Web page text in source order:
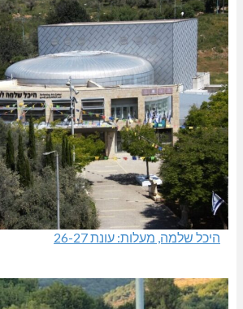
היכל שלמה, מעלות: עונת 26-27